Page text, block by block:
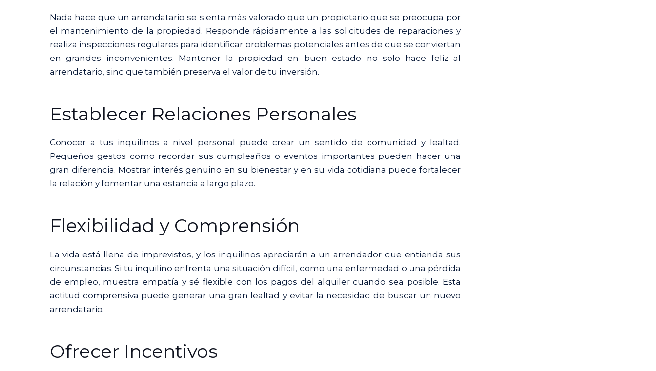
Nada hace que un arrendatario se sienta más valorado que un propietario que se preocupa por
el mantenimiento de la propiedad. Responde rápidamente a las solicitudes de reparaciones y
realiza inspecciones regulares para identificar problemas potenciales antes de que se conviertan
en grandes inconvenientes. Mantener la propiedad en buen estado no solo hace feliz al
arrendatario, sino que también preserva el valor de tu inversión.
Establecer Relaciones Personales
Conocer a tus inquilinos a nivel personal puede crear un sentido de comunidad y lealtad.
Pequeños gestos como recordar sus cumpleaños o eventos importantes pueden hacer una
gran diferencia. Mostrar interés genuino en su bienestar y en su vida cotidiana puede fortalecer
la relación y fomentar una estancia a largo plazo.
Flexibilidad y Comprensión
La vida está llena de imprevistos, y los inquilinos apreciarán a un arrendador que entienda sus
circunstancias. Si tu inquilino enfrenta una situación difícil, como una enfermedad o una pérdida
de empleo, muestra empatía y sé flexible con los pagos del alquiler cuando sea posible. Esta
actitud comprensiva puede generar una gran lealtad y evitar la necesidad de buscar un nuevo
arrendatario.
Ofrecer Incentivos